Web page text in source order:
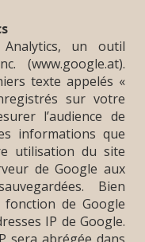
un outil
(www.google.at).
texte appelés «
sur votre
l’audience de
informations que
utilisation du site
de Google aux
Bien
de Google
IP de Google.